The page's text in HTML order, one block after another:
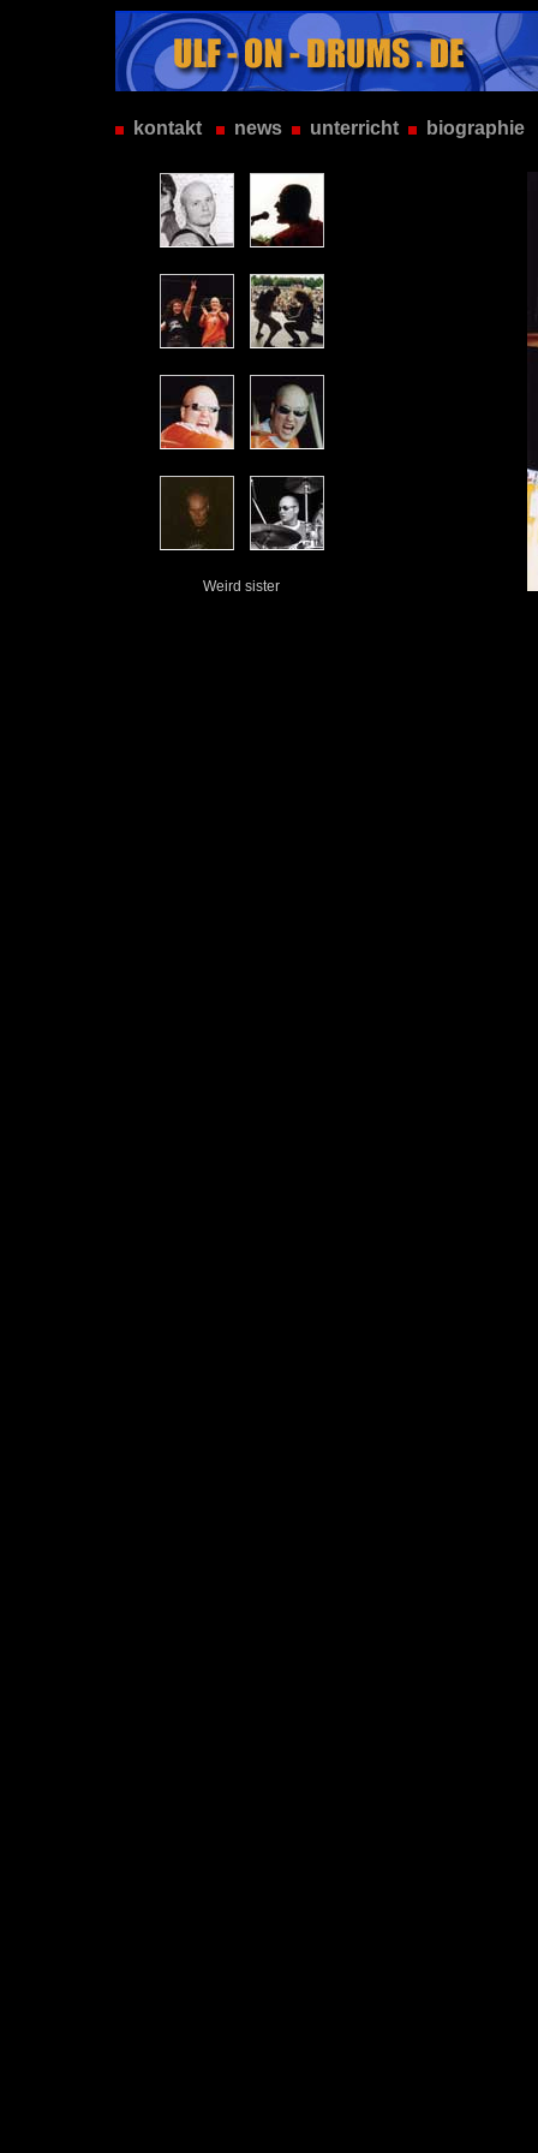
kontakt news unterricht biographie
Weird sister